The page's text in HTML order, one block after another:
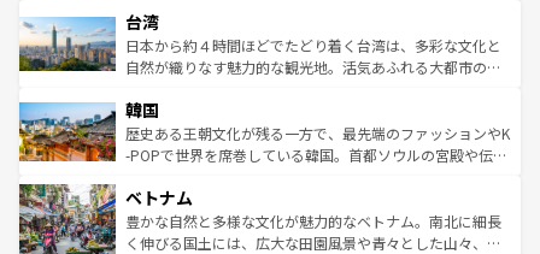
ならではの贅沢な旅のスタイルだ。 なお、新着のアメリカ
情報はコンテンツ一覧を参照してほしい。
れるおもてなしの心で訪れる人々を迎えてくれるハワイの
人々、おいしいローカルフードやハワイアンミュージッ
ク、伝統的なフラダンスなど、すべてがハワイの魅力を彩
ワイを、存分に味わってほしい。 なお、新着のハワイ情報
はコンテンツ一覧を参照してほしい。
リアリーフや大陸中央部にそびえるウルル（エアーズロッ
ク）、タスマニアの美しい原生林やケアンズの熱帯雨林な
ど、見どころがたくさん。また、カフェやワイン、オージ
いる。アクティビティも充実しており、サーフィンやダイ
ビング、ハイキングなど、アウトドア好きにはたまらな
い。オーストラリアの多彩な魅力を存分に味わいつくそ
参照してほしい。
台湾
日本から約４時間ほどでたどり着く台湾は、多彩な文化と
自然が織りなす魅力的な観光地。活気あふれる大都市の台
ン）、静ひつな山岳地帯である台湾東部など、都市の喧騒
と山間の静けさが共存しており、訪れる人に新しい発見と
驚きをもたらしてくれる。また、奥深い台湾の食文化も魅
容にもいいと評判のスイーツなど、バラエティ豊かな料理
が味わえる。 なお、新着の台湾情報は コンテンツ一覧を参
照してほしい。
韓国
歴史ある王朝文化が残る一方で、最先端のファッションやK
-POPで世界を席巻している韓国。首都ソウルの宮殿や伝統
き、地方に足を延ばせば四季折々の自然美を楽しむことが
できる。そして、キムチや焼肉、絶品のストリートフード
まで、さまざまな韓国料理が待っている。夜には、韓国な
ベトナム
豊かな自然と多様な文化が魅力的なベトナム。南北に細長
く伸びる国土には、広大な田園風景や青々とした山々、世